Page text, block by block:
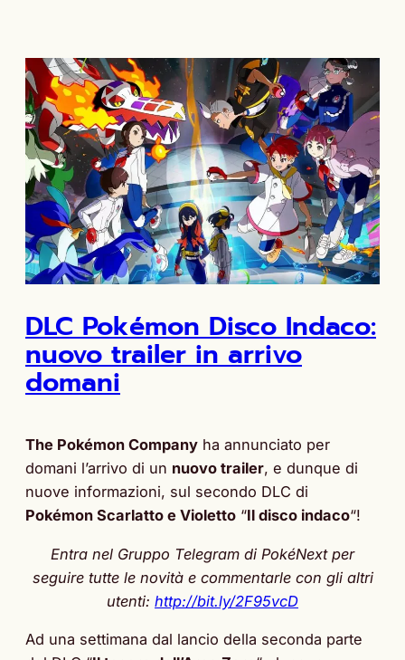
DLC Pokémon Disco Indaco:
nuovo trailer in arrivo
domani
The Pokémon Company ha annunciato per
domani l’arrivo di un nuovo trailer, e dunque di
nuove informazioni, sul secondo DLC di
Pokémon Scarlatto e Violetto “Il disco indaco“!
Entra nel Gruppo Telegram di PokéNext per
seguire tutte le novità e commentarle con gli altri
utenti: http://bit.ly/2F95vcD
Ad una settimana dal lancio della seconda parte